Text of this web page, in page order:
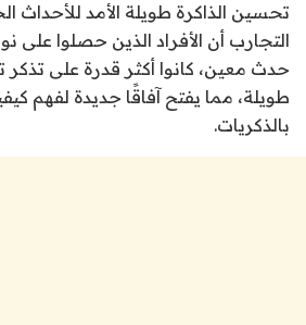
تحسين الذاكرة طويلة الأمد للأحداث
التجارب أن الأفراد الذين حصلوا على
حدث معين، كانوا أكثر قدرة على تذكر
طويلة، مما يفتح آفاقًا جديدة لفهم
بالذكريات.